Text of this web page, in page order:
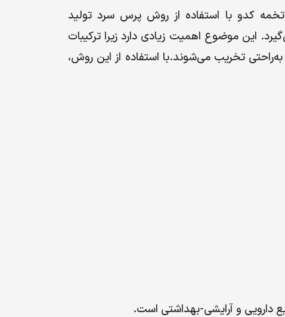
کدو با استفاده از روش پرس سرد تولید
این موضوع اهمیت زیادی دارد زیرا ترکیبات
تخریب می‌شوند.با استفاده از این روش،
دارویی و آرایشی-بهداشتی است.